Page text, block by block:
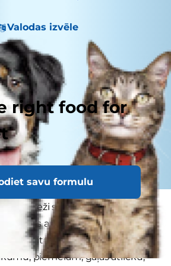
Valodas izvēle
right food for
savu formulu
bieži sastopams suņiem,
saistīts ar tādiem gadījumiem
atkritumu tvertnē un
piemēram, gaļas atlieku,